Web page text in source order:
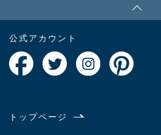
公式アカウント
トップページ